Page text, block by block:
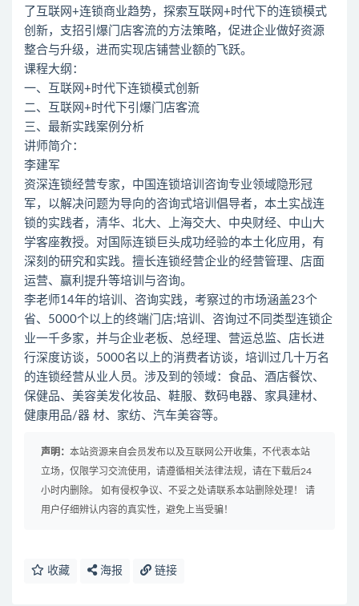
了互联网+连锁商业趋势，探索互联网+时代下的连锁模式
创新，支招引爆门店客流的方法策略，促进企业做好资源
整合与升级，进而实现店铺营业额的飞跃。
课程大纲：
一、互联网+时代下连锁模式创新
二、互联网+时代下引爆门店客流
三、最新实践案例分析
讲师简介：
李建军
资深连锁经营专家，中国连锁培训咨询专业领域隐形冠
军，以解决问题为导向的咨询式培训倡导者，本土实战连
锁的实践者，清华、北大、上海交大、中央财经、中山大
学客座教授。对国际连锁巨头成功经验的本土化应用，有
深刻的研究和实践。擅长连锁经营企业的经营管理、店面
运营、赢利提升等培训与咨询。
李老师14年的培训、咨询实践，考察过的市场涵盖23个
省、5000个以上的终端门店;培训、咨询过不同类型连锁企
业一千多家，并与企业老板、总经理、营运总监、店长进
行深度访谈，5000名以上的消费者访谈，培训过几十万名
的连锁经营从业人员。涉及到的领域：食品、酒店餐饮、
保健品、美容美发化妆品、鞋服、数码电器、家具建材、
健康用品/器 材、家纺、汽车美容等。
声明： 本站资源来自会员发布以及互联网公开收集，不代表本站
立场，仅限学习交流使用，请遵循相关法律法规，请在下载后24
小时内删除。 如有侵权争议、不妥之处请联系本站删除处理！ 请
用户仔细辨认内容的真实性，避免上当受骗！
收藏 海报 链接